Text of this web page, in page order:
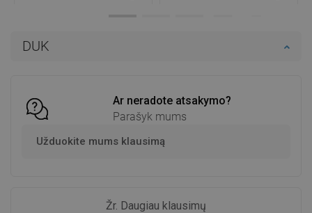
DUK
Ar neradote atsakymo?
Parašyk mums
Užduokite mums klausimą
Žr. Daugiau klausimų